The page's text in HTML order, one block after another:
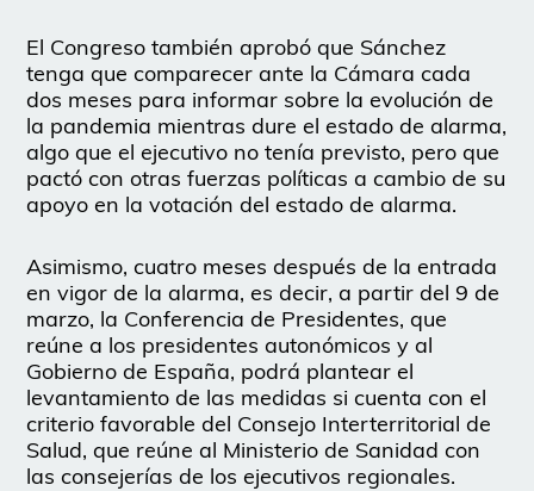
El Congreso también aprobó que Sánchez
tenga que comparecer ante la Cámara cada
dos meses para informar sobre la evolución de
la pandemia mientras dure el estado de alarma,
algo que el ejecutivo no tenía previsto, pero que
pactó con otras fuerzas políticas a cambio de su
apoyo en la votación del estado de alarma.
Asimismo, cuatro meses después de la entrada
en vigor de la alarma, es decir, a partir del 9 de
marzo, la Conferencia de Presidentes, que
reúne a los presidentes autonómicos y al
Gobierno de España, podrá plantear el
levantamiento de las medidas si cuenta con el
criterio favorable del Consejo Interterritorial de
Salud, que reúne al Ministerio de Sanidad con
las consejerías de los ejecutivos regionales.